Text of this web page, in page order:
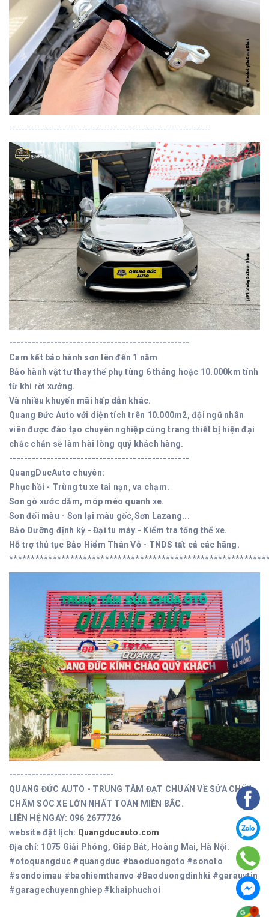
----------------------------------------------------------------
------------------------------------------------
Cam kết bảo hành sơn lên đến 1 năm
Bảo hành vật tư thay thế phụ tùng 6 tháng hoặc 10.000km tính
từ khi rời xưởng.
Và nhiều khuyến mãi hấp dẫn khác.
Quang Đức Auto với diện tích trên 10.000m2, đội ngũ nhân
viên được đào tạo chuyên nghiệp cùng trang thiết bị hiện đại
chắc chắn sẽ làm hài lòng quý khách hàng.
------------------------------------------------
QuangDucAuto chuyên:
Phục hồi - Trùng tu xe tai nạn, va chạm.
Sơn gò xước dăm, móp méo quanh xe.
Sơn đổi màu - Sơn lại màu gốc,Sơn Lazang...
Bảo Dưỡng định kỳ - Đại tu máy - Kiểm tra tổng thể xe.
Hỗ trợ thủ tục Bảo Hiểm Thân Vỏ - TNDS tất cả các hãng.
----------------------------
QUANG ĐỨC AUTO - TRUNG TÂM ĐẠT CHUẨN VỀ SỬA CHỮA,
CHĂM SÓC XE LỚN NHẤT TOÀN MIỀN BẮC.
LIÊN HỆ NGAY: 096 2677726
website đặt lịch: Quangducauto.com
Địa chỉ: 1075 Giải Phóng, Giáp Bát, Hoàng Mai, Hà Nội.
#otoquangduc #quangduc #baoduongoto #sonoto
#sondoimau #baohiemthanvo #Baoduongdinhki #garauytin
#garagechuyennghiep #khaiphuchoi